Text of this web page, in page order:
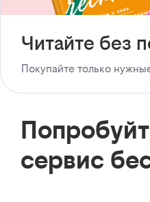
Читайте без
Покупайте только
сервис